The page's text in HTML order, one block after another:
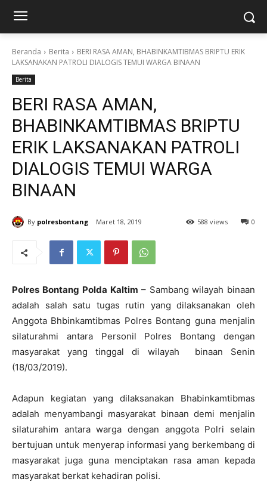
Beranda Berita
BERI RASA AMAN, BHABINKAMTIBMAS BRIPTU ERIK
LAKSANAKAN PATROLI DIALOGIS TEMUI WARGA BINAAN
Berita
BERI RASA AMAN,
BHABINKAMTIBMAS BRIPTU
ERIK LAKSANAKAN PATROLI
DIALOGIS TEMUI WARGA
BINAAN
By polresbontang Maret 18, 2019 0
588 views
Polres Bontang Polda Kaltim – Sambang wilayah binaan
adalah salah satu tugas rutin yang dilaksanakan oleh
Anggota Bhbinkamtibmas Polres Bontang guna menjalin
silaturahmi antara Personil Polres Bontang dengan
masyarakat yang tinggal di wilayah binaan Senin
(18/03/2019).
Adapun kegiatan yang dilaksanakan Bhabinkamtibmas
adalah menyambangi masyarakat binaan demi menjalin
silaturahim antara warga dengan anggota Polri selain
bertujuan untuk menyerap informasi yang berkembang di
masyarakat juga guna menciptakan rasa aman kepada
masyarakat berkat kehadiran polisi.